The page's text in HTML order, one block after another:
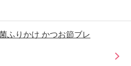
ふりかけ かつお節ブレ